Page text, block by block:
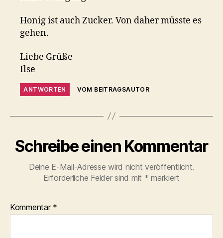
Honig ist auch Zucker. Von daher müsste es
gehen.
Liebe Grüße
Ilse
ANTWORTEN VOM BEITRAGSAUTOR
Schreibe einen Kommentar
Deine E-Mail-Adresse wird nicht veröffentlicht.
Erforderliche Felder sind mit * markiert
Kommentar *